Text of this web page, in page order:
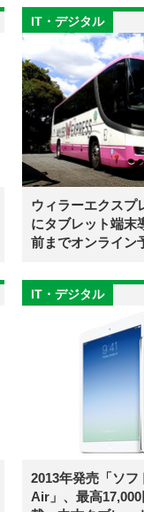
IT・デジタル
ウィラーエクスプ
にタブレット端
前までオンライン
IT・デジタル
2013年発売「ソフ
Air」、最高